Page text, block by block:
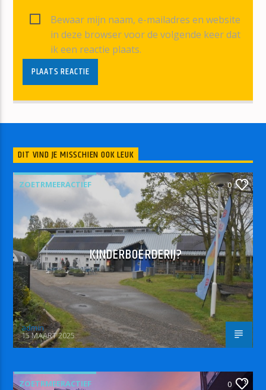
Bewaar mijn naam, e-mailadres en website
in deze browser voor de volgende keer dat
ik een reactie plaats.
DIT VIND JE MISSCHIEN OOK LEUK
ZOETRMEERACTIEF 0
KINDERBOERDERIJ?
admin
15 MAART 2025
ZOETRMEERACTIEF 0